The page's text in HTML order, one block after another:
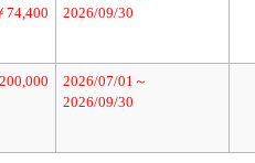
74,400
2026/09/30
2026/07/01～
2026/09/30